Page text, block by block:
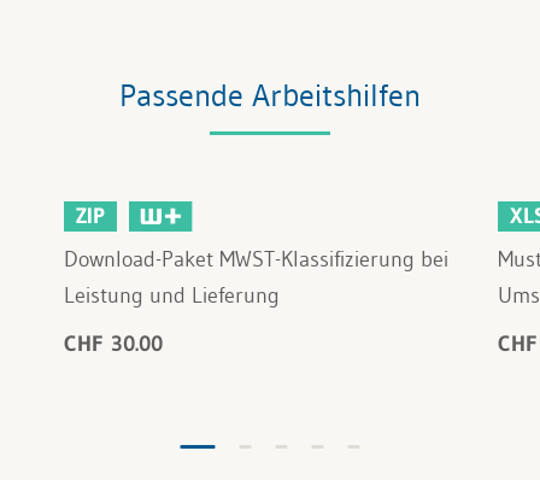
Passende Arbeitshilfen
ZIP
Download-Paket MWST-Klassifizierung bei
Leistung und Lieferung
CHF 30.00